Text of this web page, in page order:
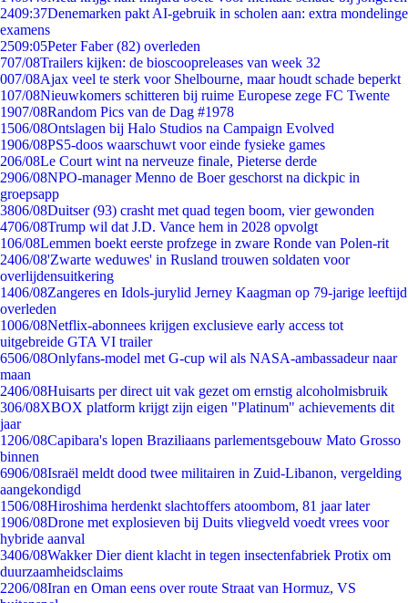
2409:37Denemarken pakt AI-gebruik in scholen aan: extra mondelinge
examens
2509:05Peter Faber (82) overleden
707/08Trailers kijken: de bioscoopreleases van week 32
007/08Ajax veel te sterk voor Shelbourne, maar houdt schade beperkt
107/08Nieuwkomers schitteren bij ruime Europese zege FC Twente
1907/08Random Pics van de Dag #1978
1506/08Ontslagen bij Halo Studios na Campaign Evolved
1906/08PS5-doos waarschuwt voor einde fysieke games
206/08Le Court wint na nerveuze finale, Pieterse derde
2906/08NPO-manager Menno de Boer geschorst na dickpic in
groepsapp
3806/08Duitser (93) crasht met quad tegen boom, vier gewonden
4706/08Trump wil dat J.D. Vance hem in 2028 opvolgt
106/08Lemmen boekt eerste profzege in zware Ronde van Polen-rit
2406/08'Zwarte weduwes' in Rusland trouwen soldaten voor
overlijdensuitkering
1406/08Zangeres en Idols-jurylid Jerney Kaagman op 79-jarige leeftijd
overleden
1006/08Netflix-abonnees krijgen exclusieve early access tot
uitgebreide GTA VI trailer
6506/08Onlyfans-model met G-cup wil als NASA-ambassadeur naar
maan
2406/08Huisarts per direct uit vak gezet om ernstig alcoholmisbruik
306/08XBOX platform krijgt zijn eigen "Platinum" achievements dit
jaar
1206/08Capibara's lopen Braziliaans parlementsgebouw Mato Grosso
binnen
6906/08Israël meldt dood twee militairen in Zuid-Libanon, vergelding
aangekondigd
1506/08Hiroshima herdenkt slachtoffers atoombom, 81 jaar later
1906/08Drone met explosieven bij Duits vliegveld voedt vrees voor
hybride aanval
3406/08Wakker Dier dient klacht in tegen insectenfabriek Protix om
duurzaamheidsclaims
2206/08Iran en Oman eens over route Straat van Hormuz, VS